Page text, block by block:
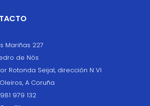
Mariñas 227
de Nós
Rotonda Seijal, dirección N VI
Oleiros, A Coruña
979 132